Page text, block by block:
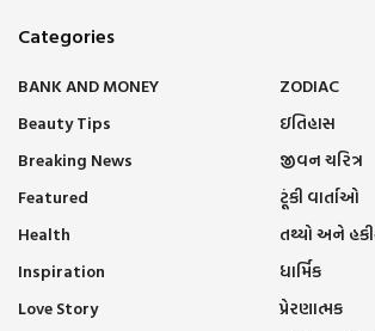
Categories
BANK AND MONEY
Beauty Tips
Breaking News
Featured
Health
Inspiration
Love Story
ZODIAC
ઇતિહાસ
જીવન ચરિત્ર
ટૂંકી વાર્તાઓ
તથ્યો અને
ધાર્મિક
પ્રેરણાત્મક